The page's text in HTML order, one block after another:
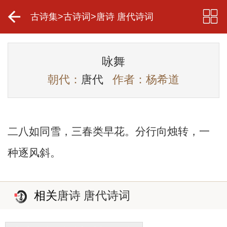
古诗集>古诗词 >唐诗 唐代诗词
咏舞
朝代： 唐代 作者：杨希道
二八如同雪，三春类早花。分行向烛转，一
种逐风斜。
相关唐诗 唐代诗词